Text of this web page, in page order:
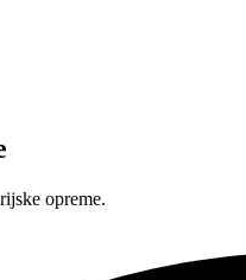
opreme.